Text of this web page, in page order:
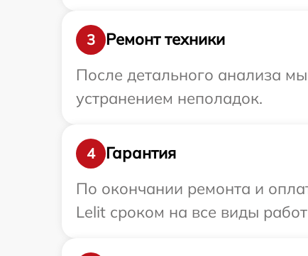
3
Ремонт техники
После детального анализа
устранением неполадок.
4
Гарантия
По окончании ремонта и
Lelit сроком на все виды